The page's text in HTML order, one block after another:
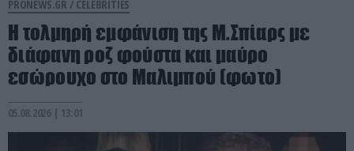
PRONEWS.GR / CELEBRITIES
Η τολμηρή εμφάνιση της Μ.Σπίαρς με
διάφανη ροζ φούστα και μαύρο
εσώρουχο στο Μαλιμπού (φωτο)
05.08.2026 | 13:01